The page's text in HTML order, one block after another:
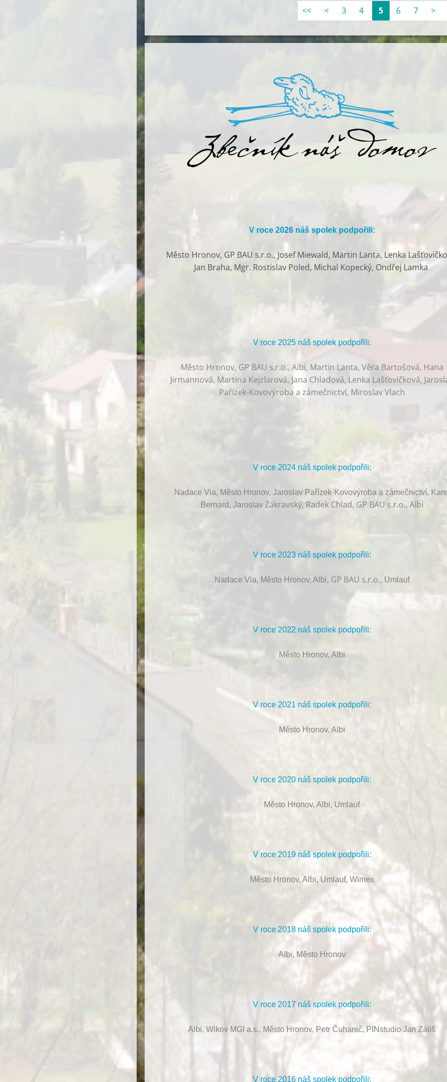
<< < 3 4 5 6 7 >
V roce 2026 náš spolek podpořili:
Město Hronov, GP BAU s.r.o., Josef Miewald, Martin Lanta, Lenka
Jan Braha, Mgr. Rostislav Poled, Michal Kopecký, Ondřej Lamka
V roce 2025 náš spolek podpořili:
Město Hronov, GP BAU s.r.o., Albi, Martin Lanta, Věra Bartošová, Hana
Jirmannová, Martina Kejzlarová, Jana Chladová, Lenka Lašťovičková,
Pařízek-Kovovýroba a zámečnictví, Miroslav Vlach
V roce 2024 náš spolek podpořili:
Nadace Via, Město Hronov, Jaroslav Pařízek-Kovovýroba a zámečnictví,
Bernard, JaroslavZákravský, Radek Chlad, GP BAU s.r.o., Albi
V roce 2023 náš spolek podpořili:
Nadace Via, Město Hronov, Albi, GP BAU s.r.o., Umlauf
V roce 2022 náš spolek podpořili:
Město Hronov, Albi
V roce 2021 náš spolek podpořili:
Město Hronov, Albi
V roce 2020 náš spolek podpořili:
Město Hronov, Albi, Umlauf
V roce 2019 náš spolek podpořili:
Město Hronov, Albi, Umlauf, Wimex
V roce 2018 náš spolek podpořili:
Albi, Město Hronov
V roce 2017 náš spolek podpořili:
Albi, Wikov MGI a.s., Město Hronov, Petr Čuhanič, PINstudio Jan Záliš
V roce 2016 náš spolek podpořili: